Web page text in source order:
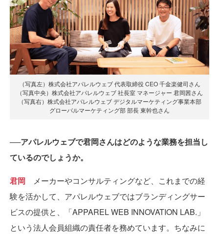
（写真左）株式会社アパレルウェブ 代表取締役 CEO 千金楽健司さん
（写真中央）株式会社アパレルウェブ 社長室 マネージャー 君岡茜さん
（写真右）株式会社アパレルウェブ デジタルマーケティング事業本部
グローバルマーケティング部 部長 東幹也さん
──アパレルウェブで君岡さんはどのような業務を担当し
ているのでしょうか。
君岡 メーカーやコンサルティングなど、これまでの経
験を活かして、アパレルウェブではブランディングサー
ビスの提供と、「APPAREL WEB INNOVATION LAB.」
という法人会員組織の責任者を務めています。ちなみに